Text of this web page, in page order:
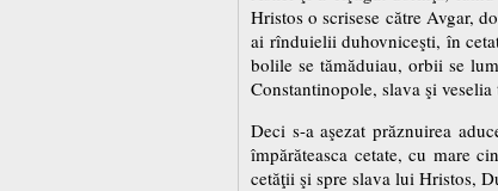
Hristos o scrisese către Avgar,
ai rînduielii duhovniceşti, în
bolile se tămăduiau, orbii se
Constantinopole, slava şi
Deci s-a aşezat prăznuirea
împărăteasca cetate, cu mare
cetăţii şi spre slava lui Hristos,